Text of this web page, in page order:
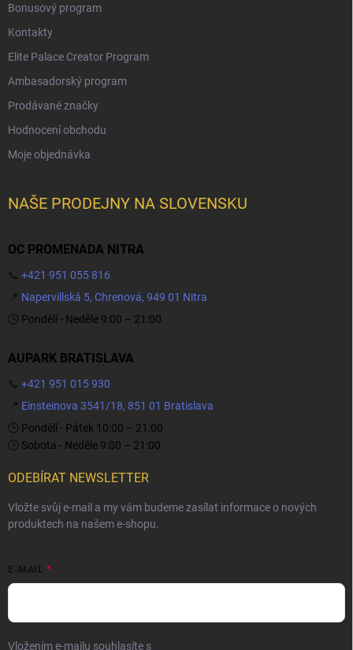
Bonusový program
Kontakty
Elite Palace Creator Program
Ambasadorský program
Prodávané značky
Hodnocení obchodu
Moje objednávka
NAŠE PRODEJNY NA SLOVENSKU
OC PROMENADA NITRA
📞 +421 951 055 816
📍 Napervillská 5, Chrenová, 949 01 Nitra
🕒 Pondělí - Neděle 9:00 – 21:00
AUPARK BRATISLAVA
📞 +421 951 015 930
📍 Einsteinova 3541/18, 851 01 Bratislava
🕒 Pondělí - Pátek 10:00 – 21:00
🕒 Sobota - Neděle 9:00 – 21:00
ODEBÍRAT NEWSLETTER
Vložte svůj e-mail a my vám budeme zasílat informace o nových
produktech na našem e-shopu.
E-MAIL
Vložením e-mailu souhlasíte s